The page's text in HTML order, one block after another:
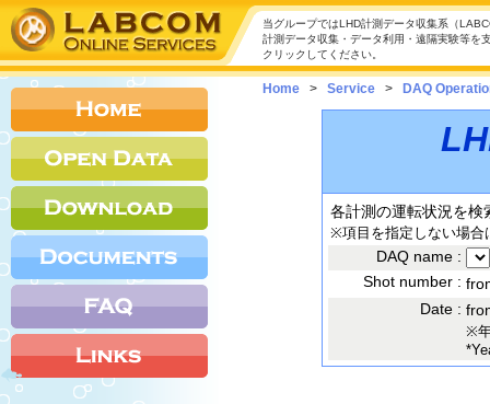
当グループではLHD計測データ収集系（
計測データ収集・データ利用・遠隔実験等を
クリックしてください。
Home > Service > DAQ
各計測の運転状況を検
※項目を指定しない場合
DAQ name :
Shot number :
Date :
※